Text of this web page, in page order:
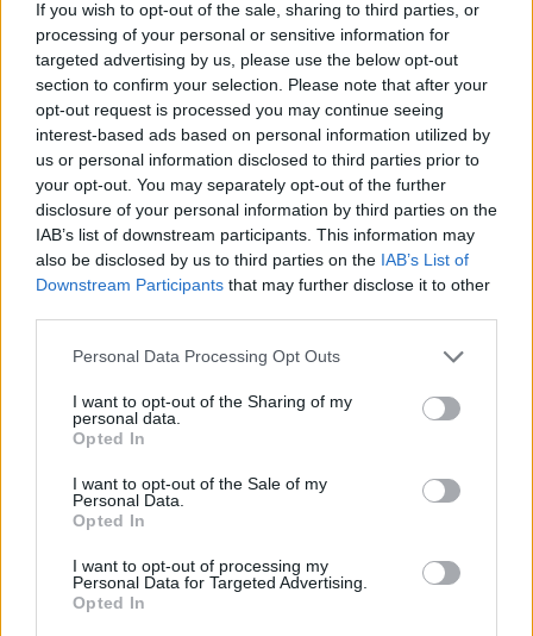
If you wish to opt-out of the sale, sharing to third parties, or
processing of your personal or sensitive information for
targeted advertising by us, please use the below opt-out
section to confirm your selection. Please note that after your
opt-out request is processed you may continue seeing
interest-based ads based on personal information utilized by
us or personal information disclosed to third parties prior to
your opt-out. You may separately opt-out of the further
disclosure of your personal information by third parties on the
IAB’s list of downstream participants. This information may
also be disclosed by us to third parties on the IAB’s List of
Downstream Participants that may further disclose it to other
Please note that this website/app uses one or more Google
not limited to your visit or usage behaviour. You may click to
grant or deny consent to Google and its third-party tags to
use your data for below specified purposes in below Google
consent section.
Personal Data Processing Opt Outs
I want to opt-out of the Sharing of my
personal data.
Opted In
I want to opt-out of the Sale of my
Personal Data.
Opted In
I want to opt-out of processing my
Personal Data for Targeted Advertising.
Opted In
Sei già abbonato?
Puoi effettuare l'accesso andando nella
sezioneLogindal menù del sito o
cliccandoqui
TEMI:
Capitaneria Di Porto La Maddalena
Daniela Martani
Daniela Martani La Maddalena
Daniela Martani Tik Tok
Due Mari Caprera
Musica Due Mari
Notizie Caprera
Parco Nazionale La Maddalena
Tik Tok La Maddalena
Inviaci le tue segnalazioni,
Su WhatsApp al numero +39
345 356 7512